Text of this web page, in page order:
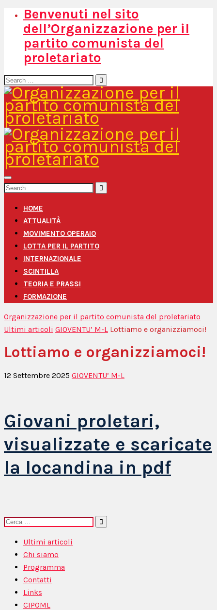
Benvenuti nel sito
dell’Organizzazione per il
partito comunista del
proletariato
Search
for:
Search
HOME
ATTUALITÀ
MOVIMENTO OPERAIO
LOTTA PER IL PARTITO
INTERNAZIONALE
SCINTILLA
TEORIA E PRASSI
FORMAZIONE
Organizzazione per il partito comunista del proletariato
Ultimi articoli GIOVENTU’ M-L Lottiamo e organizziamoci!
Lottiamo e organizziamoci!
12 Settembre 2025 GIOVENTU’ M-L
Giovani proletari,
visualizzate e scaricate
la locandina in pdf
Ricerca
Ultimi articoli
Chi siamo
Programma
Contatti
Links
CIPOML